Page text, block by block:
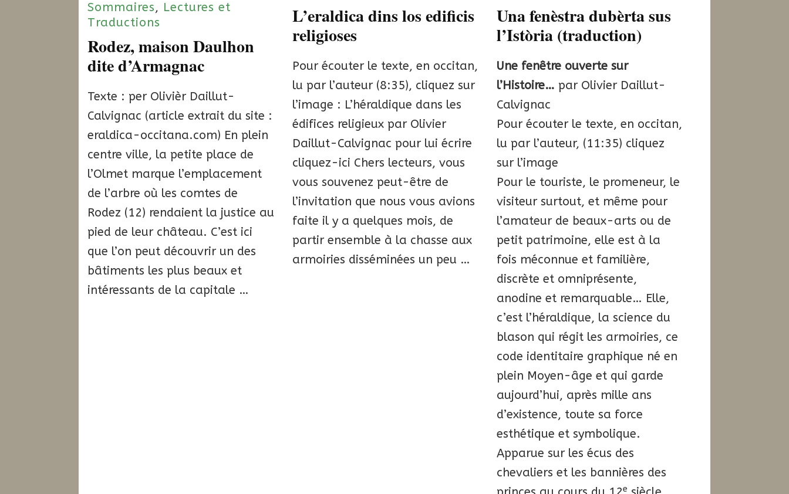
Sommaires, Lectures et
Traductions
Rodez, maison Daulhon
dite d’Armagnac
Texte : per Olivièr Daillut-
Calvignac (article extrait du site :
eraldica-occitana.com) En plein
centre ville, la petite place de
l’Olmet marque l’emplacement
de l’arbre où les comtes de
Rodez (12) rendaient la justice au
pied de leur château. C’est ici
que l’on peut découvrir un des
bâtiments les plus beaux et
intéressants de la capitale …
L’eraldica dins los edificis
religioses
Pour écouter le texte, en occitan,
lu par l’auteur (8:35), cliquez sur
l’image : L’héraldique dans les
édifices religieux par Olivier
Daillut-Calvignac pour lui écrire
cliquez-ici Chers lecteurs, vous
vous souvenez peut-être de
l’invitation que nous vous avions
faite il y a quelques mois, de
partir ensemble à la chasse aux
armoiries disséminées un peu …
Una fenèstra dubèrta sus
l’Istòria (traduction)
Une fenêtre ouverte sur
l’Histoire… par Olivier Daillut-
Calvignac
Pour écouter le texte, en occitan,
lu par l’auteur, (11:35) cliquez
sur l’image
Pour le touriste, le promeneur, le
visiteur surtout, et même pour
l’amateur de beaux-arts ou de
petit patrimoine, elle est à la
fois méconnue et familière,
discrète et omniprésente,
anodine et remarquable… Elle,
c’est l’héraldique, la science du
blason qui régit les armoiries, ce
code identitaire graphique né en
plein Moyen-âge et qui garde
aujourd’hui, après mille ans
d’existence, toute sa force
esthétique et symbolique.
Apparue sur les écus des
chevaliers et les bannières des
e